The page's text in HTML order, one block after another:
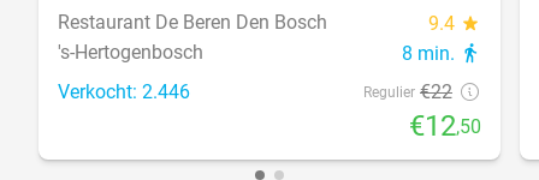
Restaurant De Beren Den Bosch
9.4 star
's-Hertogenbosch 8 min. directions_walk
Verkocht: 2.446 Regulier €22
€12,50